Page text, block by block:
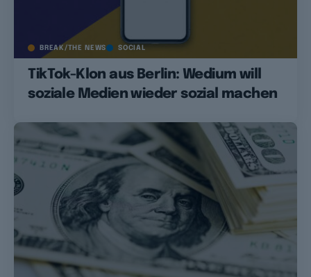
BREAK/THE NEWS SOCIAL
TikTok-Klon aus Berlin: Wedium will
soziale Medien wieder sozial machen